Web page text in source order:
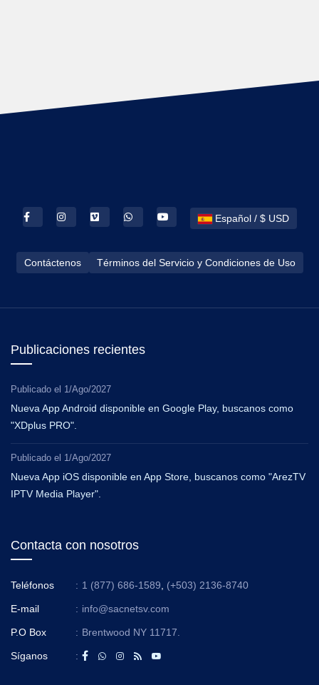
Español / $ USD
Contáctenos Términos del Servicio y Condiciones de Uso
Publicaciones recientes
Publicado el 1/Ago/2027
Nueva App Android disponible en Google Play, buscanos como
"XDplus PRO".
Publicado el 1/Ago/2027
Nueva App iOS disponible en App Store, buscanos como "ArezTV
IPTV Media Player".
Contacta con nosotros
Teléfonos : 1 (877) 686-1589 (+503) 2136-8740
E-mail : info@sacnetsv.com
P.O Box : Brentwood NY 11717.
Síganos :